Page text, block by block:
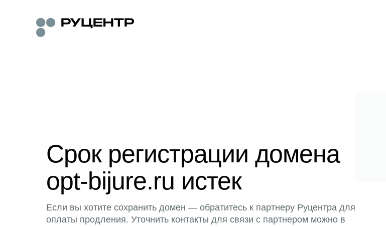
Срок регистрации домена
opt-bijure.ru истек
Если вы хотите сохранить домен — обратитесь к партнеру Руцентра для
оплаты продления. Уточнить контакты для связи с партнером можно в